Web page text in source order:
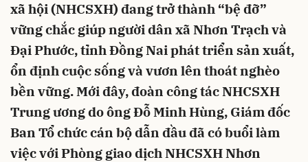
xã hội (NHCSXH) đang trở thành “bệ đỡ”
vững chắc giúp người dân xã Nhơn Trạch và
Đại Phước, tỉnh Đồng Nai phát triển sản xuất,
ổn định cuộc sống và vươn lên thoát nghèo
bền vững. Mới đây, đoàn công tác NHCSXH
Trung ương do ông Đỗ Minh Hùng, Giám đốc
Ban Tổ chức cán bộ dẫn đầu đã có buổi làm
việc với Phòng giao dịch NHCSXH Nhơn